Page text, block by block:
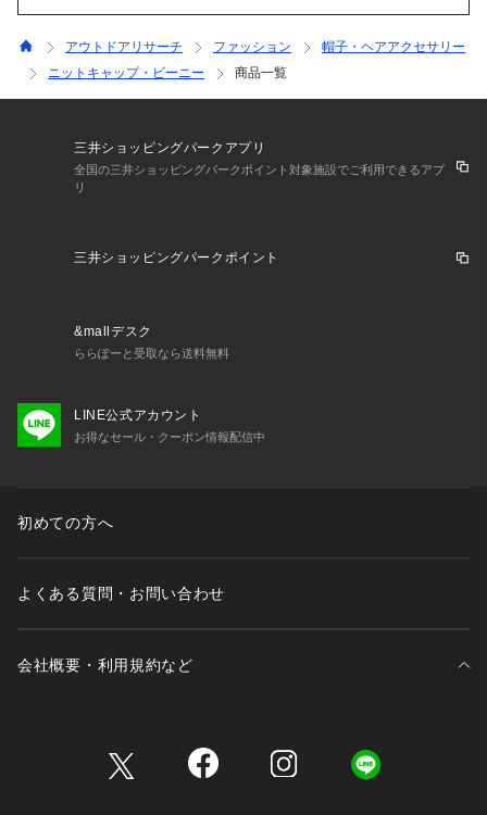
アウトドアリサーチ ファッション
帽子・ヘアアクセサリー
ニットキャップ・ビーニー
商品一覧
三井ショッピングパークアプリ
全国の三井ショッピングパークポイント対象施設でご利用できるアプ
リ
三井ショッピングパークポイント
&mallデスク
ららぽーと受取なら送料無料
LINE公式アカウント
お得なセール・クーポン情報配信中
初めての方へ
よくある質問・お問い合わせ
会社概要・利用規約など